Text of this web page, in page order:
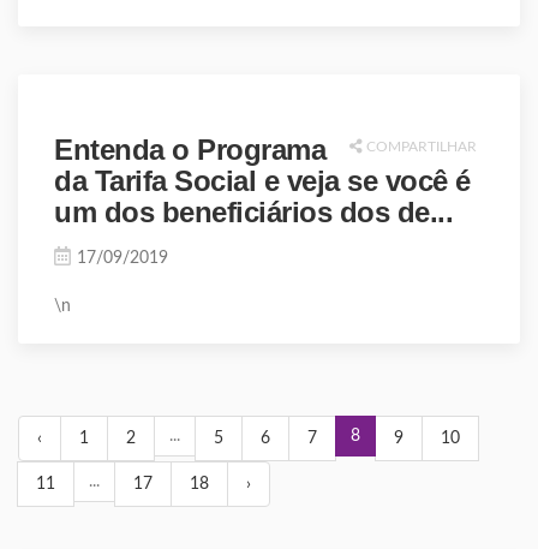
COMPARTILHAR
Entenda o Programa
da Tarifa Social e veja se você é
um dos beneficiários dos de...
17/09/2019
\n
‹ 1 2 ... 5 6 7 8 9 10
11 ... 17 18 ›